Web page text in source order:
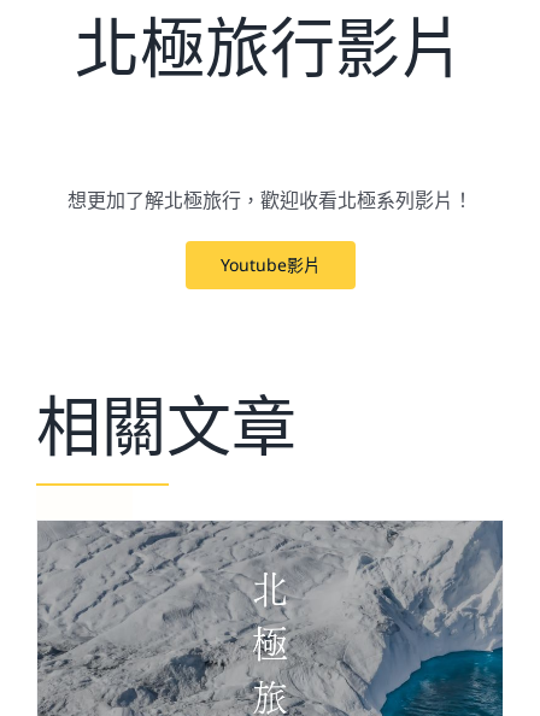
北極旅行影片
想更加了解北極旅行，歡迎收看北極系列影片！
Youtube影片
相關文章